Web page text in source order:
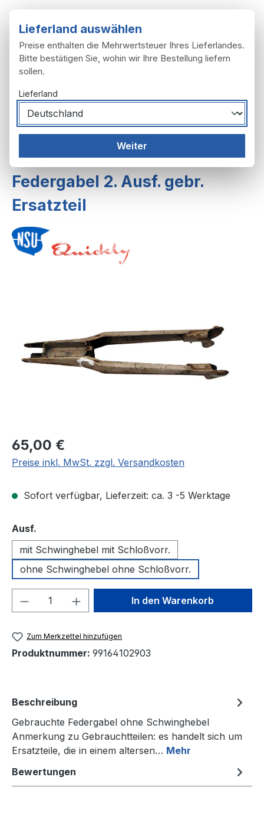
Federgabeln
Federgabel 2. Ausf. gebr.
Ersatzteil
Regulärer Preis:
65,00 €
Preise inkl. MwSt. zzgl. Versandkosten
Sofort verfügbar, Lieferzeit: ca. 3 -5 Werktage
Ausf.
mit Schwinghebel mit Schloßvorr.
ohne Schwinghebel ohne Schloßvorr.
Produkt Anzahl: Gib denIn den Warenkorb
Zum Merkzettel hinzufügen
Produktnummer: 99164102903
Beschreibung
Gebrauchte Federgabel ohne Schwinghebel
Anmerkung zu Gebrauchtteilen: es handelt sich um
Ersatzteile, die in einem altersen… Mehr
Bewertungen
Lieferland auswählen
Preise enthalten die Mehrwertsteuer Ihres Lieferlandes.
Bitte bestätigen Sie, wohin wir Ihre Bestellung liefern
sollen.
Lieferland
Weiter